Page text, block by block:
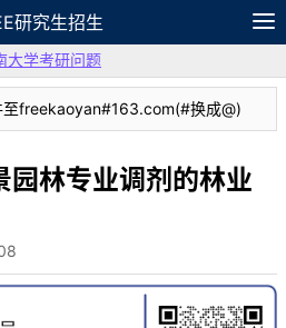
研究生招生
APP 笔记
大学考研问题
至freekaoyan#163.com(#换成@)
林专业调剂的林业